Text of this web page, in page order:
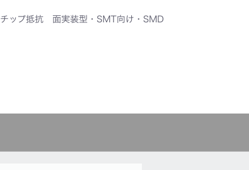
チップ抵抗 面実装型・SMT向け・SMD